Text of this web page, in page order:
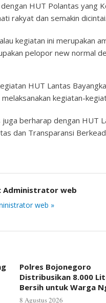
HUT Polantas yang
rakyat dan semakin dicintai.
kegiatan ini merupakan
pelopor new normal
HUT Lantas
kegiatan-
berharap dengan HUT
dan Transparansi
Administrator web
web »
Polres Bojonegoro
Distribusikan 8.000
Bersih untuk Warga
8 Agustus 2026